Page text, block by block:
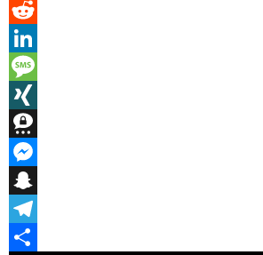
Pinterest
Reddit
LinkedIn
Message
XING
Threema
Messenger
Snapchat
Telegram